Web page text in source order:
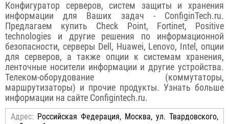
Конфигуратор серверов, систем защиты и хранения
информации для Ваших задач - ConfiginTech.ru.
Предлагаем купить Check Point, Fortinet, Positive
technologies и другие решения по информационной
безопасности, серверы Dell, Huawei, Lenovo, Intel, опции
для серверов, а также опции к системам хранения,
ленточные носители информации и другие устройства.
Телеком-оборудование (коммутаторы,
маршрутизаторы) и прочие продукты. Узнать больше
информации на сайте Configintech.ru.
Адрес: Российcкая Федерация, Москва, ул. Твардовского,